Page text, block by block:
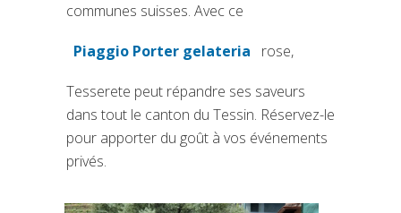
communes suisses. Avec ce
Piaggio Porter gelateria
(si apre in una nuova scheda)
rose,
Tesserete peut répandre ses saveurs
dans tout le canton du Tessin. Réservez-le
pour apporter du goût à vos événements
privés.